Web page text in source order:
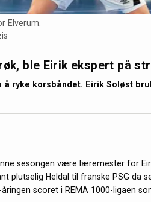
Elverum.
ble Eirik ekspert på
å ryke korsbåndet. Eirik Soløst
sesongen være læremester for
plutselig Heldal til franske PSG da
scoret i REMA 1000-ligaen